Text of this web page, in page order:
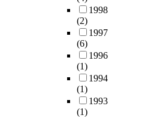
1998
(2)
1997
(6)
1996
(1)
1994
(1)
1993
(1)